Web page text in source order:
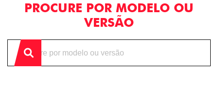
PROCURE POR MODELO OU
VERSÃO